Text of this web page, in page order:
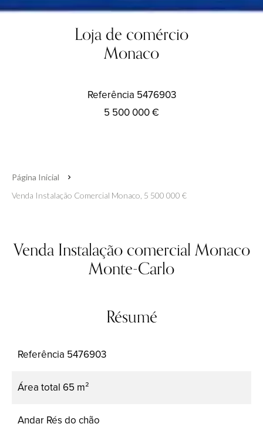
Loja de comércio
Monaco
Referência 5476903
5 500 000 €
Página Inicial
Venda Instalação Comercial Monaco, 5 500 000 €
Venda Instalação comercial Monaco
Monte-Carlo
Résumé
Referência 5476903
Área total 65 m²
Andar Rés do chão